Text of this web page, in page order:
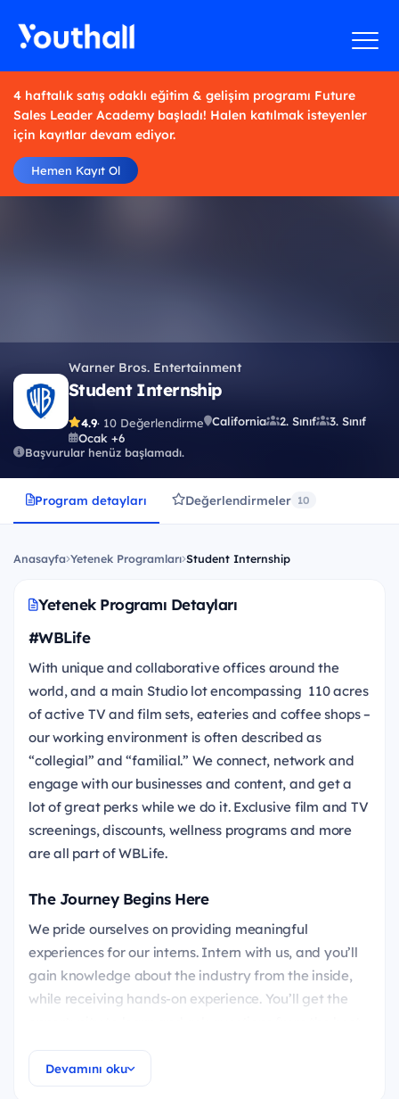
4 haftalık satış odaklı eğitim & gelişim programı Future
Sales Leader Academy başladı! Halen katılmak isteyenler
için kayıtlar devam ediyor.
Hemen Kayıt Ol
Warner Bros. Entertainment
Student Internship
4.9· 10 Değerlendirme California 2. Sınıf
3. Sınıf
Ocak +6
Başvurular henüz başlamadı.
Program detayları Değerlendirmeler 10
Anasayfa Yetenek Programları Student Internship
Yetenek Programı Detayları
#WBLife
With unique and collaborative offices around the
world, and a main Studio lot encompassing 110 acres
of active TV and film sets, eateries and coffee shops –
our working environment is often described as
“collegial” and “familial.” We connect, network and
engage with our businesses and content, and get a
lot of great perks while we do it. Exclusive film and TV
screenings, discounts, wellness programs and more
are all part of WBLife.
The Journey Begins Here
We pride ourselves on providing meaningful
experiences for our interns. Intern with us, and you’ll
gain knowledge about the industry from the inside,
while receiving hands-on experience. You’ll get the
Your ideas and insights can make an impact here.
Devamını oku